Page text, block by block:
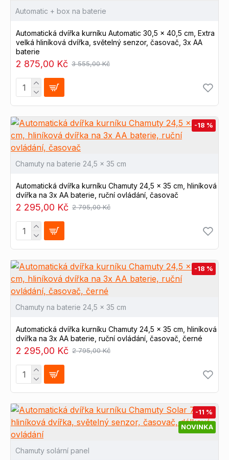
Automatic + box na baterie
Automatická dvířka kurníku Automatic 30,5 x 40,5 cm, Extra
velká hliníková dvířka, světelný senzor, časovač, 3x AA
baterie
2 875,00 Kč 3 555,00 Kč
-18 %
Chamuty na baterie 24,5 x 35 cm
Automatická dvířka kurníku Chamuty 24,5 x 35 cm, hliníková
dvířka na 3x AA baterie, ruční ovládání, časovač
2 295,00 Kč 2 795,00 Kč
-18 %
Chamuty na baterie 24,5 x 35 cm
Automatická dvířka kurníku Chamuty 24,5 x 35 cm, hliníková
dvířka na 3x AA baterie, ruční ovládání, časovač, černé
2 295,00 Kč 2 795,00 Kč
NOVINKA
-11 %
Chamuty solární panel